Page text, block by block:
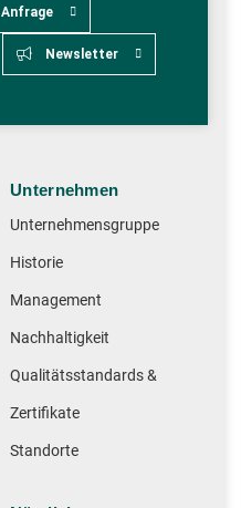
Anfrage
Newsletter
Unternehmen
Unternehmensgruppe
Historie
Management
Nachhaltigkeit
Qualitätsstandards &
Zertifikate
Standorte